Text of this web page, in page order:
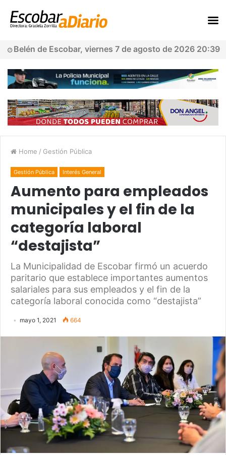
Belén de Escobar, viernes 7 de agosto de 2026 20:39
Home / Gestión Pública
Gestión Pública Interés General
Aumento para empleados
municipales y el fin de la
categoría laboral
“destajista”
La Municipalidad de Escobar firmó un acuerdo
paritario que establece importantes aumentos
salariales para sus empleados y el fin de la
categoría laboral conocida como “destajista”
mayo 1, 2021 664